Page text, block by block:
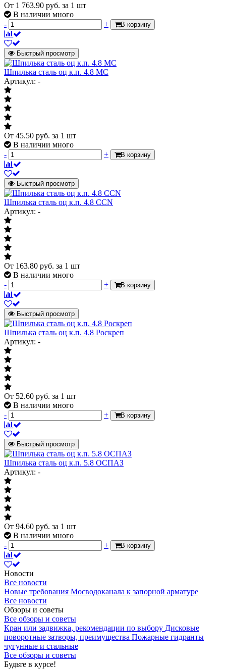
От 1 763.90 руб. за 1 шт
В наличии много
-
+ В корзину
Быстрый просмотр
Шпилька сталь оц к.п. 4.8 МС
Артикул: -
От 45.50 руб. за 1 шт
В наличии много
-
+ В корзину
Быстрый просмотр
Шпилька сталь оц к.п. 4.8 CCN
Артикул: -
От 163.80 руб. за 1 шт
В наличии много
-
+ В корзину
Быстрый просмотр
Шпилька сталь оц к.п. 4.8 Роскреп
Артикул: -
От 52.60 руб. за 1 шт
В наличии много
-
+ В корзину
Быстрый просмотр
Шпилька сталь оц к.п. 5.8 ОСПАЗ
Артикул: -
От 94.60 руб. за 1 шт
В наличии много
-
+ В корзину
Новости
Все новости
Новые требования Мосводоканала к запорной арматуре
Все новости
Обзоры и советы
Все обзоры и советы
Кран или задвижка, рекомендации по выбору Дисковые
поворотные затворы, преимущества Пожарные гидранты
чугунные и стальные
Все обзоры и советы
Будьте в курсе!